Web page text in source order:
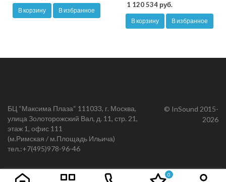
В корзину В избранное
1 120 534 руб.
В корзину В избранное
БЦ “Максима Плаза“ 111033, г. Москва,
улица Золоторожский Вал, д. 11, стр. 21,
этаж 1, офис 111
(м.Римская / м.Площадь Ильича)
тел.:+7(495)978-96-46
© InSound 2015-
2026
0